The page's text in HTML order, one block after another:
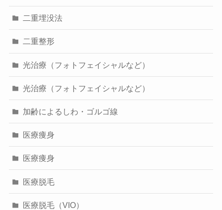
二重埋没法
二重整形
光治療（フォトフェイシャルなど）
光治療（フォトフェイシャルなど）
加齢によるしわ・ゴルゴ線
医療痩身
医療痩身
医療脱毛
医療脱毛（VIO）